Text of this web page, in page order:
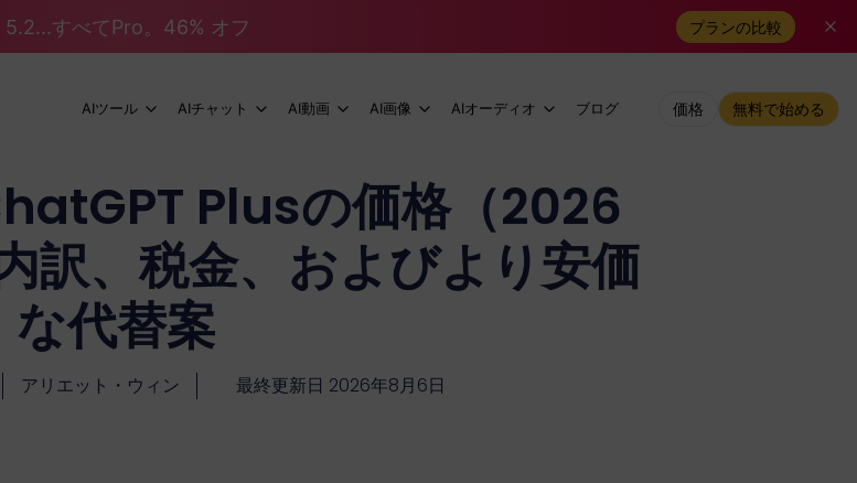
すべてPro。46% オフ プランの比較
AIツール AIチャット AI動画 AI画像 AIオーディオ ブログ 価格 無料で始める
Plusの価格（2026
訳、税金、およびより安価
な代替案
アリエット・ウィン 最終更新日 2026年8月6日